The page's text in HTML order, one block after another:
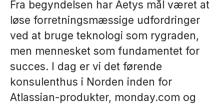
Fra begyndelsen har Aetys mål været at
løse forretningsmæssige udfordringer
ved at bruge teknologi som rygraden,
men mennesket som fundamentet for
succes. I dag er vi det førende
konsulenthus i Norden inden for
Atlassian-produkter, monday.com og